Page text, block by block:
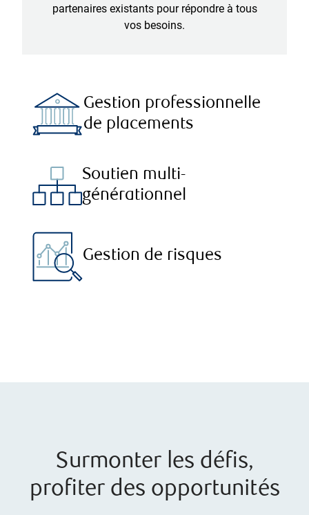
partenaires existants pour répondre à tous
vos besoins.
Gestion professionnelle
de placements
Soutien multi-
générationnel
Gestion de risques
Surmonter les défis,
profiter des opportunités